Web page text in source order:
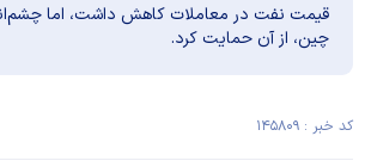
قیمت نفت در معاملات کاهش داشت، اما
چین، از آن حمایت کرد.
کد خبر : ۱۴۵۸۰۹